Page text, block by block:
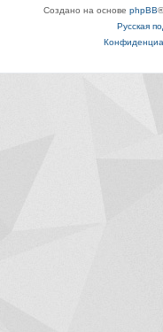
Создано на основе phpBB
Русская